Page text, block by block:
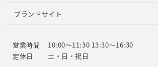
ブランドサイト
営業時間
10:00～11:30 13:30～16:30
定休日
土・日・祝日